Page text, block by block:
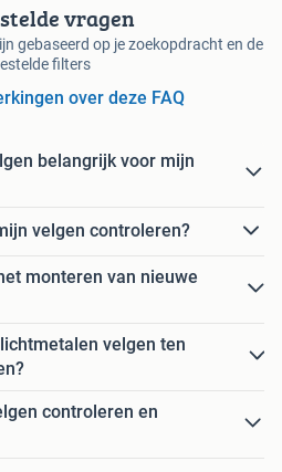
vragen
gebaseerd op je zoekopdracht en de
filters
over deze FAQ
belangrijk voor mijn
velgen controleren?
monteren van nieuwe
velgen ten
controleren en